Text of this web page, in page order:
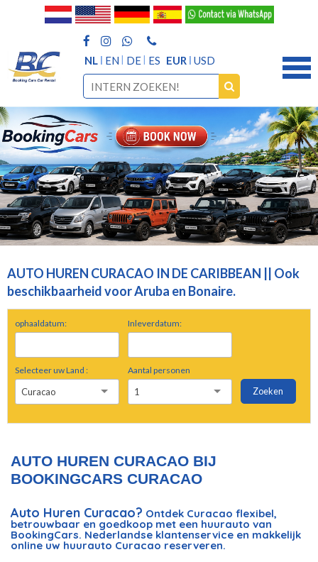
NL EN DE ES EUR USD
AUTO HUREN CURACAO IN DE CARIBBEAN || Ook
beschikbaarheid voor Aruba en Bonaire.
Selecteer uw Land :
Curacao
ophaaldatum: Inleverdatum:
Aantal personen
1 Zoeken
AUTO HUREN CURACAO BIJ
BOOKINGCARS CURACAO
Auto Huren Curacao? Ontdek Curacao flexibel,
betrouwbaar en goedkoop met een huurauto van
BookingCars. Nederlandse klantenservice en makkelijk
online uw huurauto Curacao reserveren.